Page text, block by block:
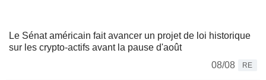
Le Sénat américain fait avancer un projet de loi historique
sur les crypto-actifs avant la pause d'août
08/08
RE